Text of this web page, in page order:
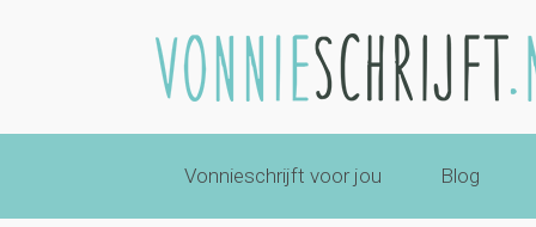
Vonnieschrijft voor jou Blog